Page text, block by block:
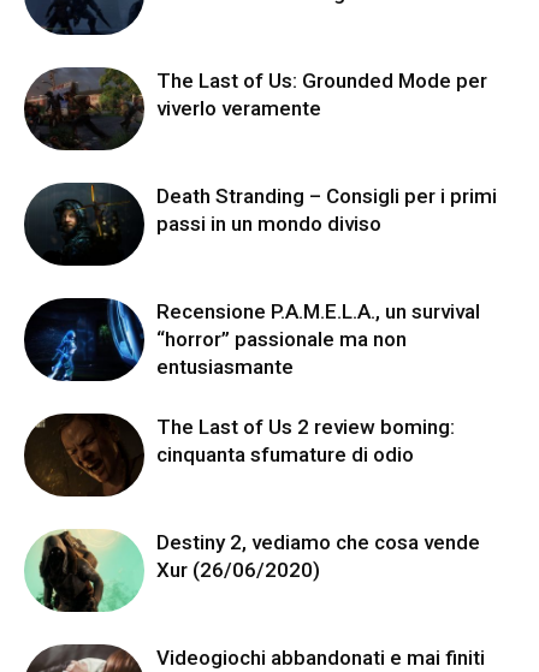
The Last of Us: Grounded Mode per
viverlo veramente
Death Stranding – Consigli per i primi
passi in un mondo diviso
Recensione P.A.M.E.L.A., un survival
“horror” passionale ma non
entusiasmante
The Last of Us 2 review boming:
cinquanta sfumature di odio
Destiny 2, vediamo che cosa vende
Xur (26/06/2020)
Videogiochi abbandonati e mai finiti